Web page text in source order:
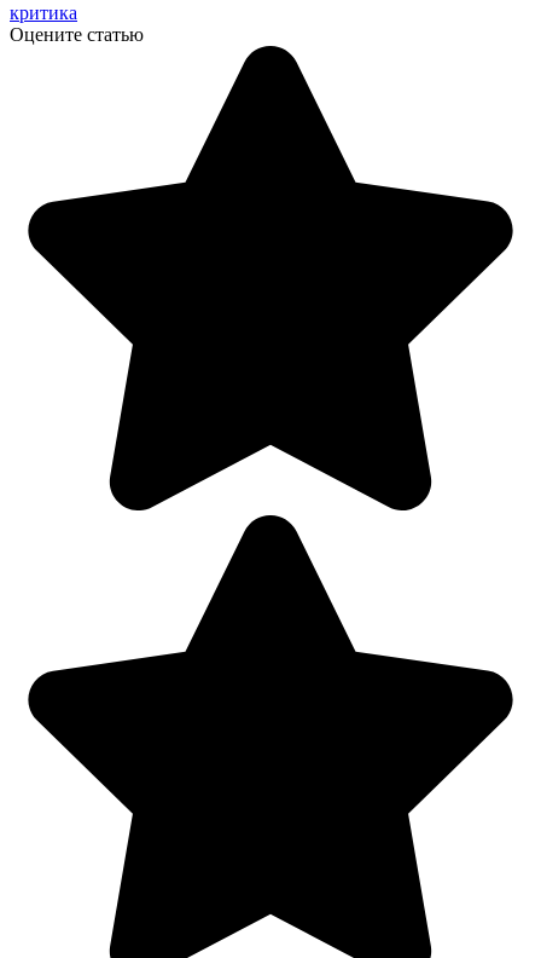
критика
Оцените статью